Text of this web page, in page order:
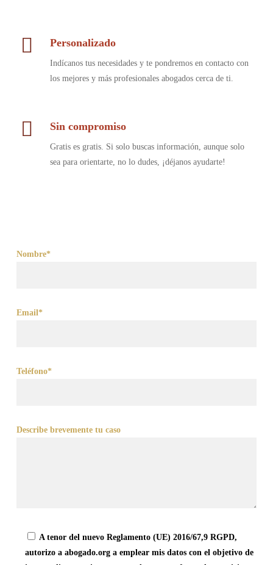
Personalizado
Indícanos tus necesidades y te pondremos en contacto con
los mejores y más profesionales abogados cerca de ti.
Sin compromiso
Gratis es gratis. Si solo buscas información, aunque solo
sea para orientarte, no lo dudes, ¡déjanos ayudarte!
Nombre*
Email*
Teléfono*
Describe brevemente tu caso
A tenor del nuevo Reglamento (UE) 2016/67,9 RGPD,
autorizo a abogado.org a emplear mis datos con el objetivo de